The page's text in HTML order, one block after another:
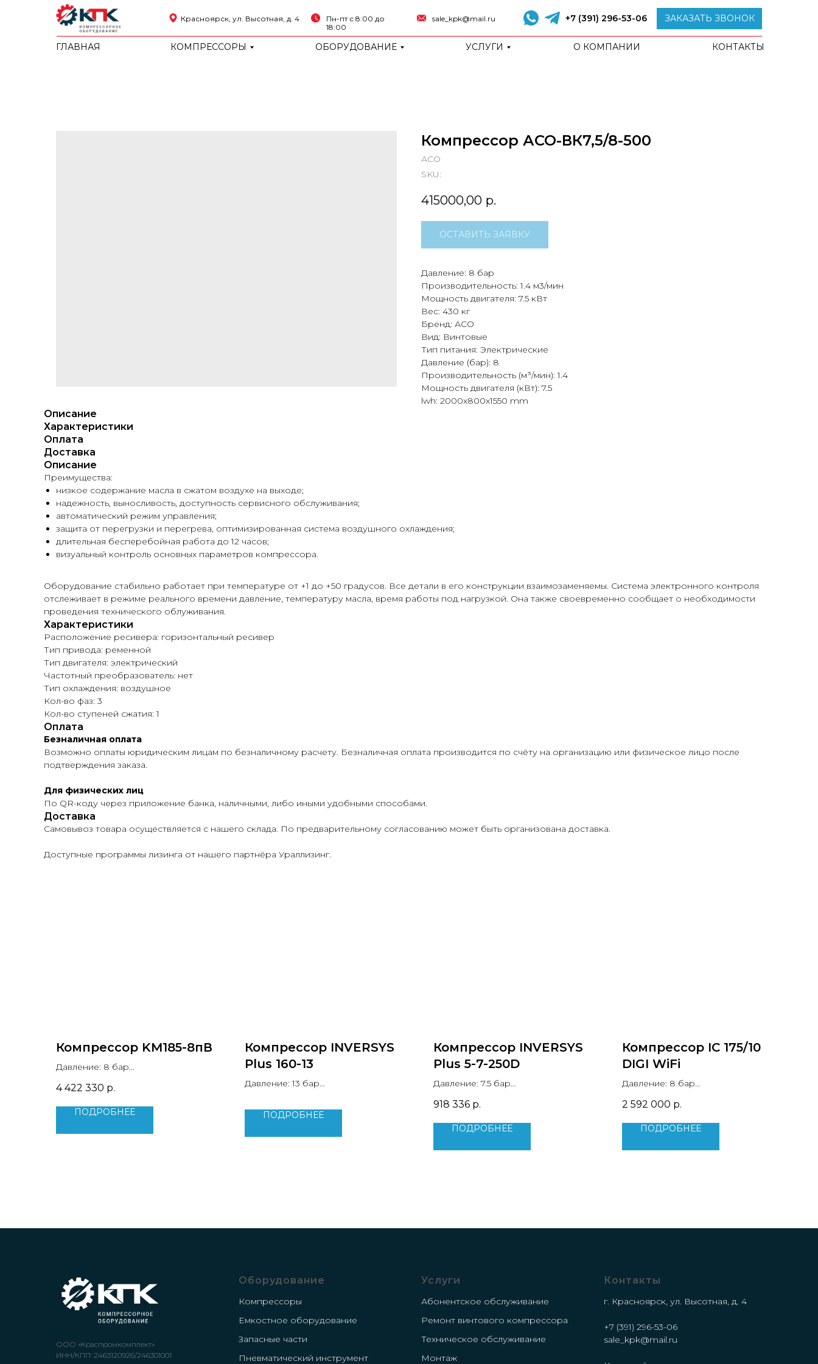
Красноярск, ул. Высотная, д. 4
Пн-пт с 8:00 до
18:00
+7 (391) 296-53-06 ЗАКАЗАТЬ ЗВОНОК
sale_kpk@mail.ru
ГЛАВНАЯ КОМПРЕССОРЫ ОБОРУДОВАНИЕ УСЛУГИ О КОМПАНИИ КОНТАКТЫ
Компрессор АСО-ВК7,5/8-500
АСО
SKU:
415000,00 р.
ОСТАВИТЬ ЗАЯВКУ
Давление: 8 бар
Производительность: 1.4 м3/мин
Мощность двигателя: 7.5 кВт
Вес: 430 кг
Бренд: АСО
Вид: Винтовые
Тип питания: Электрические
Давление (бар): 8
Производительность (м³/мин): 1.4
Мощность двигателя (кВт): 7.5
lwh: 2000x800x1550 mm
Описание
Характеристики
Оплата
Доставка
Описание
Преимущества:
низкое содержание масла в сжатом воздухе на выходе;
надежность, выносливость, доступность сервисного обслуживания;
автоматический режим управления;
защита от перегрузки и перегрева, оптимизированная система воздушного охлаждения;
длительная бесперебойная работа до 12 часов;
визуальный контроль основных параметров компрессора.
Оборудование стабильно работает при температуре от +1 до +50 градусов. Все детали в его конструкции взаимозаменяемы. Система электронного контроля
отслеживает в режиме реального времени давление, температуру масла, время работы под нагрузкой. Она также своевременно сообщает о необходимости
проведения технического облуживания.
Характеристики
Расположение ресивера: горизонтальный ресивер
Тип привода: ременной
Тип двигателя: электрический
Частотный преобразователь: нет
Тип охлаждения: воздушное
Кол-во фаз: 3
Кол-во ступеней сжатия: 1
Оплата
Безналичная оплата
Возможно оплаты юридическим лицам по безналичному расчету. Безналичная оплата производится по счёту на организацию или физическое лицо после
подтверждения заказа.
Для физических лиц
По QR-коду через приложение банка, наличными, либо иными удобными способами.
Доставка
Самовывоз товара осуществляется с нашего склада. По предварительному согласованию может быть организована доставка.
Доступные программы лизинга от нашего партнёра Ураллизинг.
Компрессор KM185-8пВ
Давление: 8 бар
Мощность двигателя: 185 кВт
Вес: 3100 кг
Габариты: 3600x2100х2280 мм
4 422 330 р.
ПОДРОБНЕЕ
Компрессор INVERSYS
Plus 160-13
Давление: 13 бар
Мощность двигателя: 160 кВт
Уровень шума: 78 дБ
Вес: 2760 кг
ПОДРОБНЕЕ
Компрессор INVERSYS
Plus 5-7-250D
Давление: 7.5 бар
Мощность двигателя: 5.5 кВт
Уровень шума: 69 дБ
Вес: 366 кг
918 336 р.
ПОДРОБНЕЕ
Компрессор IC 175/10
DIGI WiFi
Давление: 8 бар
Мощность двигателя: 132 кВт
Уровень шума: 68 дБ
Вес: 2900 кг
2 592 000 р.
ПОДРОБНЕЕ
ООО «Краспромкомплект»
ИНН/КПП: 2463120926/246301001
Оборудование
Компрессоры
Емкостное оборудование
Запасные части
Пневматический инструмент
Услуги
Абонентское обслуживание
Ремонт винтового компрессора
Техническое обслуживание
Монтаж
Контакты
г. Красноярск, ул. Высотная, д. 4
+7 (391) 296-53-06
sale_kpk@mail.ru